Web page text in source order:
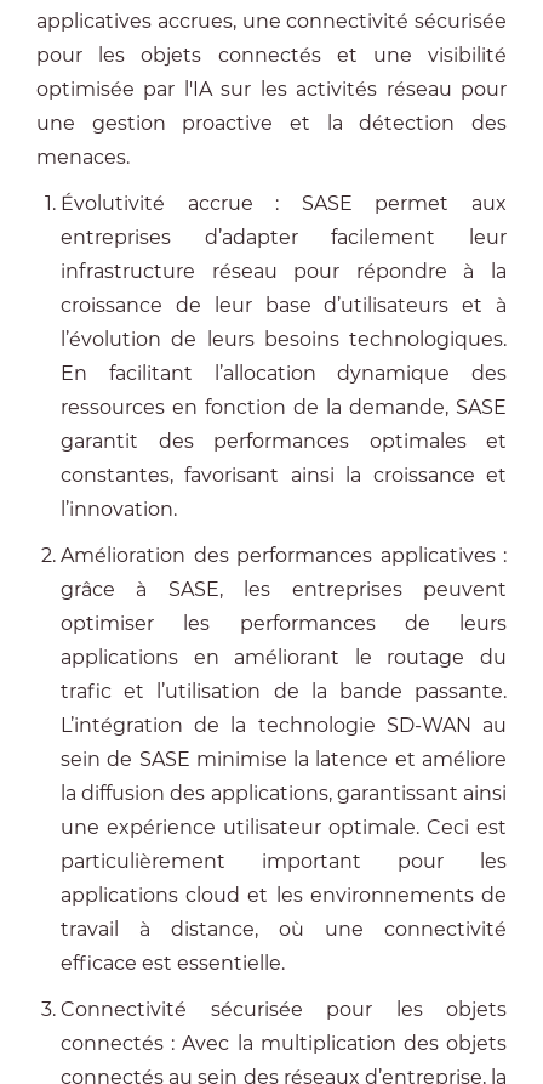
applicatives accrues, une connectivité sécurisée
pour les objets connectés et une visibilité
optimisée par l'IA sur les activités réseau pour
une gestion proactive et la détection des
menaces.
Évolutivité accrue : SASE permet aux
entreprises d’adapter facilement leur
infrastructure réseau pour répondre à la
croissance de leur base d’utilisateurs et à
l’évolution de leurs besoins technologiques.
En facilitant l’allocation dynamique des
ressources en fonction de la demande, SASE
garantit des performances optimales et
constantes, favorisant ainsi la croissance et
l’innovation.
Amélioration des performances applicatives :
grâce à SASE, les entreprises peuvent
optimiser les performances de leurs
applications en améliorant le routage du
trafic et l’utilisation de la bande passante.
L’intégration de la technologie SD-WAN au
sein de SASE minimise la latence et améliore
la diffusion des applications, garantissant ainsi
une expérience utilisateur optimale. Ceci est
particulièrement important pour les
applications cloud et les environnements de
travail à distance, où une connectivité
efficace est essentielle.
Connectivité sécurisée pour les objets
connectés : Avec la multiplication des objets
connectés au sein des réseaux d’entreprise, la